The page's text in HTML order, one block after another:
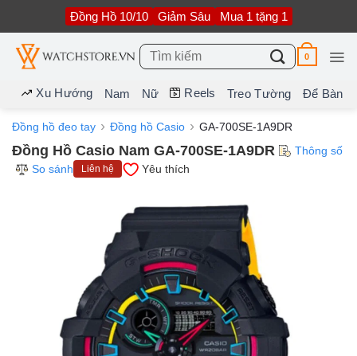
nội
dung
Đồng Hồ 10/10 Giảm Sâu Mua 1 tặng 1
Tìm
kiếm:
0
Xu Hướng Nam Nữ Reels Treo Tường Để Bàn
Đồng hồ đeo tay Đồng hồ Casio GA-700SE-1A9DR
Đồng Hồ Casio Nam GA-700SE-1A9DR
Thông số
So sánh
Liên hệ Yêu thích